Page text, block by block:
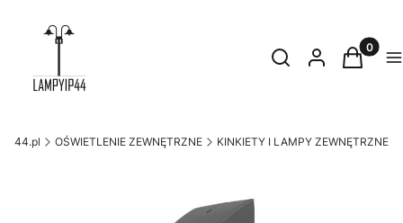
Otwórz
SzukajZaloguj sięKoszyk
OŚWIETLENIE ZEWNĘTRZNE KINKIETY I LAMPY ZEWNĘTRZNE